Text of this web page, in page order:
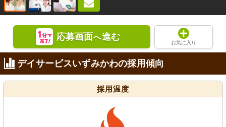
応募画面へ進む
お気に入り
デイサービスいずみかわの採用傾向
採用温度